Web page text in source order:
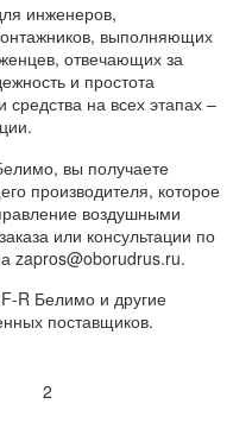
инженеров,
выполняющих
отвечающих за
и простота
на всех этапах –
вы получаете
производителя, которое
воздушными
или консультации по
zapros@oborudrus.ru.
R Белимо и другие
поставщиков.
2